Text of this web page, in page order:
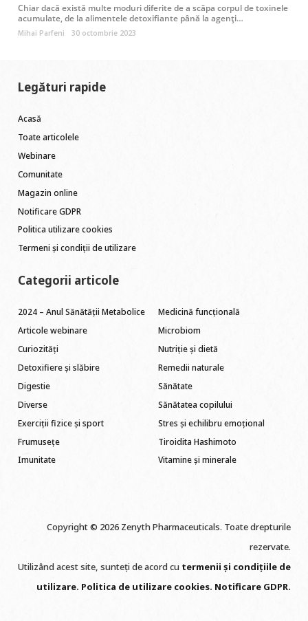
Chiar dacă există multe moduri diferite de a scăpa corpul de toxinele
acumulate, de la alimentele detoxifiante până la agenți…
Mihai Parfeni 30 octombrie 2023
Legături rapide
Acasă
Toate articolele
Webinare
Comunitate
Magazin online
Notificare GDPR
Politica utilizare cookies
Termeni și condiții de utilizare
Categorii articole
2024 – Anul Sănătății Metabolice
Articole webinare
Curiozități
Detoxifiere și slăbire
Digestie
Diverse
Exerciții fizice și sport
Frumusețe
Imunitate
Medicină funcțională
Microbiom
Nutriție și dietă
Remedii naturale
Sănătate
Sănătatea copilului
Stres și echilibru emoțional
Tiroidita Hashimoto
Vitamine și minerale
Copyright © 2026 Zenyth Pharmaceuticals. Toate drepturile
rezervate.
Utilizând acest site, sunteți de acord cu termenii și condițiile de
utilizare. Politica de utilizare cookies. Notificare GDPR.